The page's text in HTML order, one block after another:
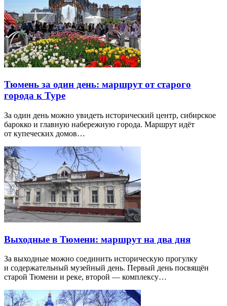
Тюмень за один день: маршрут от старого
города к Туре
За один день можно увидеть исторический центр, сибирское
барокко и главную набережную города. Маршрут идёт
от купеческих домов…
Выходные в Тюмени: маршрут на два дня
За выходные можно соединить историческую прогулку
и содержательный музейный день. Первый день посвящён
старой Тюмени и реке, второй — комплексу…